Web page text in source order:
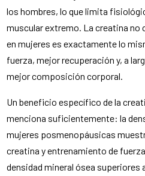
los hombres, lo que limita
muscular extremo. La creatina no
en mujeres es exactamente lo
fuerza, mejor recuperación y, a
mejor composición corporal.
Un beneficio específico de la
menciona suficientemente: la
mujeres posmenopáusicas
creatina y entrenamiento de
densidad mineral ósea superiores